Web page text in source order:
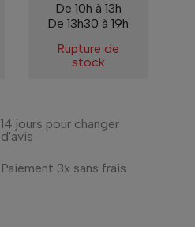
De 10h à 13h
De 13h30 à 19h
Rupture de
stock
14 jours pour changer
d'avis
Paiement 3x sans frais